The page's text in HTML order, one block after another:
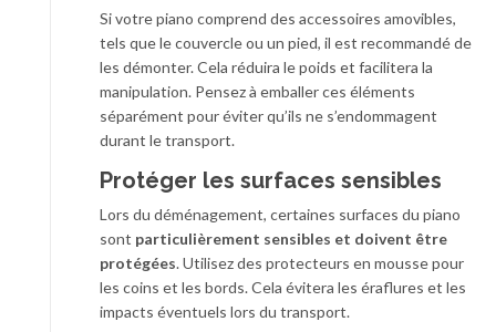
Si votre piano comprend des accessoires amovibles,
tels que le couvercle ou un pied, il est recommandé de
les démonter. Cela réduira le poids et facilitera la
manipulation. Pensez à emballer ces éléments
séparément pour éviter qu’ils ne s’endommagent
durant le transport.
Protéger les surfaces sensibles
Lors du déménagement, certaines surfaces du piano
sont particulièrement sensibles et doivent être
protégées. Utilisez des protecteurs en mousse pour
les coins et les bords. Cela évitera les éraflures et les
impacts éventuels lors du transport.